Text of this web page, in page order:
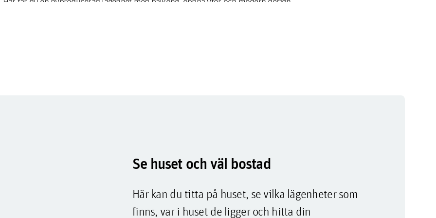
komfort på dina villkor
Se huset och väl bostad
Här kan du titta på huset, se vilka lägenheter som
finns, var i huset de ligger och hitta din